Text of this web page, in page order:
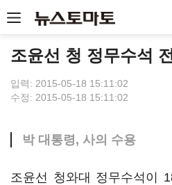
조윤선 청 정무수석
입력: 2015-05-18 15:11:02
수정: 2015-05-18 15:11:02
박 대통령, 사의 수용
조윤선 청와대 정무수석이